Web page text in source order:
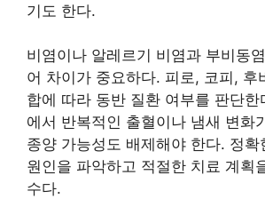
기도 한다.
비염이나 알레르기 비염과 부비동
어 차이가 중요하다. 피로, 코피, 후
합에 따라 동반 질환 여부를 판단한
에서 반복적인 출혈이나 냄새 변화
종양 가능성도 배제해야 한다. 정확
원인을 파악하고 적절한 치료 계획
수다.